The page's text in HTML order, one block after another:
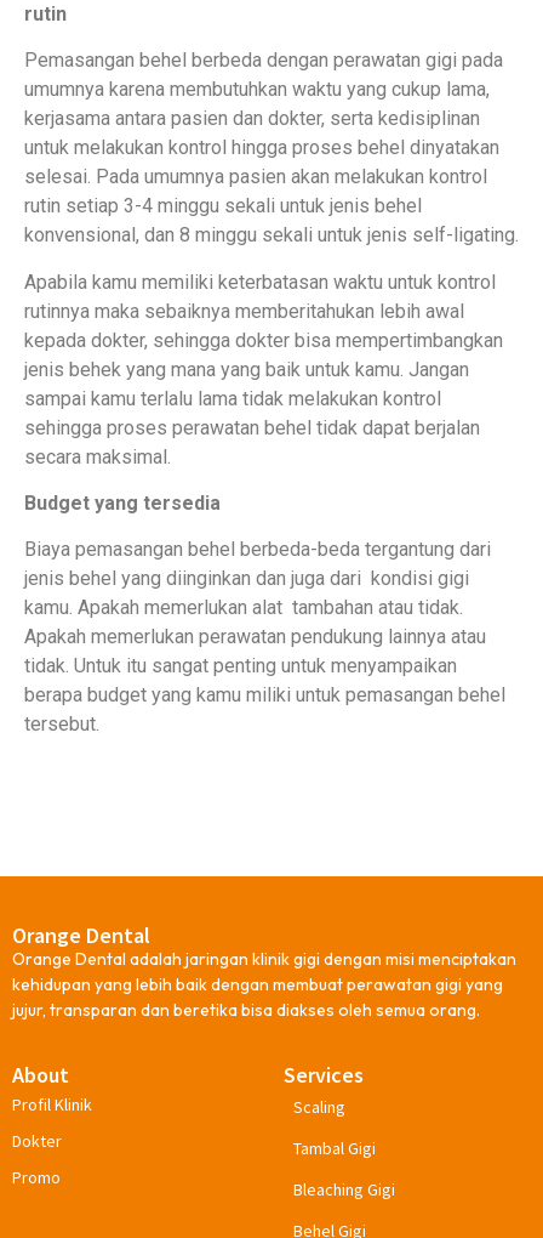
rutin
Pemasangan behel berbeda dengan perawatan gigi pada
umumnya karena membutuhkan waktu yang cukup lama,
kerjasama antara pasien dan dokter, serta kedisiplinan
untuk melakukan kontrol hingga proses behel dinyatakan
selesai. Pada umumnya pasien akan melakukan kontrol
rutin setiap 3-4 minggu sekali untuk jenis behel
konvensional, dan 8 minggu sekali untuk jenis self-ligating.
Apabila kamu memiliki keterbatasan waktu untuk kontrol
rutinnya maka sebaiknya memberitahukan lebih awal
kepada dokter, sehingga dokter bisa mempertimbangkan
jenis behek yang mana yang baik untuk kamu. Jangan
sampai kamu terlalu lama tidak melakukan kontrol
sehingga proses perawatan behel tidak dapat berjalan
secara maksimal.
Budget yang tersedia
Biaya pemasangan behel berbeda-beda tergantung dari
jenis behel yang diinginkan dan juga dari kondisi gigi
kamu. Apakah memerlukan alat tambahan atau tidak.
Apakah memerlukan perawatan pendukung lainnya atau
tidak. Untuk itu sangat penting untuk menyampaikan
berapa budget yang kamu miliki untuk pemasangan behel
tersebut.
Orange Dental
Orange Dental adalah jaringan klinik gigi dengan misi menciptakan
kehidupan yang lebih baik dengan membuat perawatan gigi yang
jujur, transparan dan beretika bisa diakses oleh semua orang.
About
Profil Klinik
Dokter
Promo
Services
Scaling
Tambal Gigi
Bleaching Gigi
Behel Gigi